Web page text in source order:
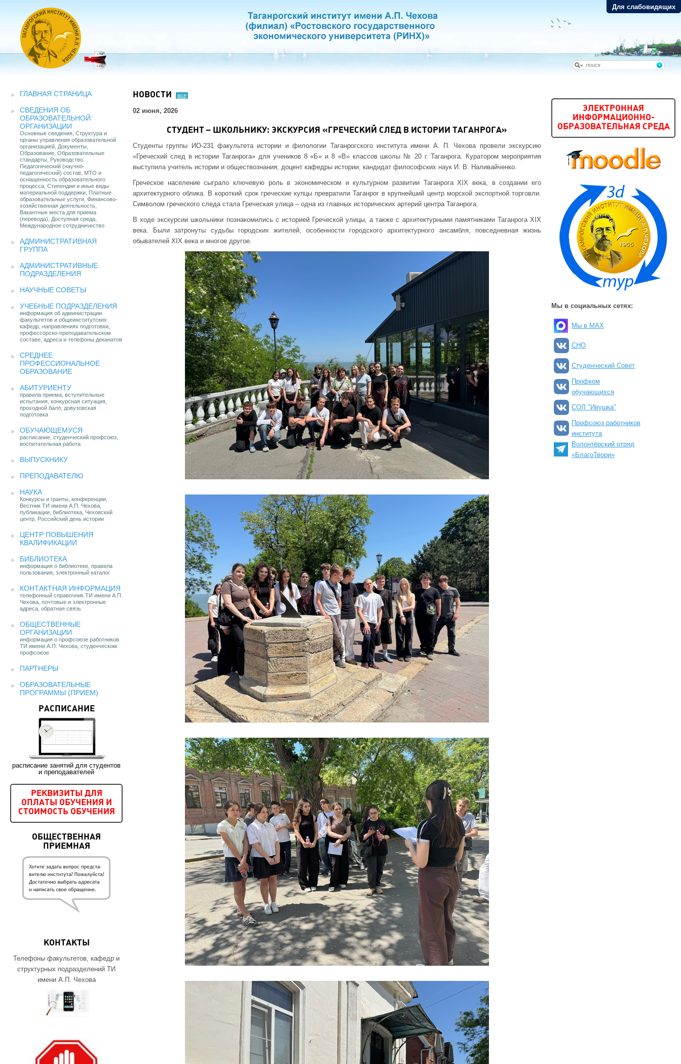
Для слабовидящих
ГЛАВНАЯ СТРАНИЦА
СВЕДЕНИЯ ОБ
ОБРАЗОВАТЕЛЬНОЙ
ОРГАНИЗАЦИИ
Основные сведения, Структура и
органы управления образовательной
организацией, Документы,
Образование, Образовательные
стандарты, Руководство.
Педагогический (научно-
педагогический) состав, МТО и
оснащенность образовательного
процесса, Стипендии и иные виды
материальной поддержки, Платные
образовательные услуги, Финансово-
хозяйственная деятельность,
Вакантные места для приема
(перевода), Доступная среда,
Международное сотрудничество
АДМИНИСТРАТИВНАЯ
ГРУППА
АДМИНИСТРАТИВНЫЕ
ПОДРАЗДЕЛЕНИЯ
НАУЧНЫЕ СОВЕТЫ
УЧЕБНЫЕ ПОДРАЗДЕЛЕНИЯ
информация об администрации
факультетов и общеинститутских
кафедр, направлениях подготовки,
профессорско-преподавательском
составе, адреса и телефоны деканатов
СРЕДНЕЕ
ПРОФЕССИОНАЛЬНОЕ
ОБРАЗОВАНИЕ
АБИТУРИЕНТУ
правила приема, вступительные
испытания, конкурсная ситуация,
проходной балл, довузовская
подготовка
ОБУЧАЮЩЕМУСЯ
расписание, студенческий профсоюз,
воспитательная работа
ВЫПУСКНИКУ
ПРЕПОДАВАТЕЛЮ
НАУКА
Конкурсы и гранты, конференции,
Вестник ТИ имени А.П. Чехова,
публикации, библиотека, Чеховский
центр, Российский день истории
ЦЕНТР ПОВЫШЕНИЯ
КВАЛИФИКАЦИИ
БИБЛИОТЕКА
информация о библиотеке, правила
пользования, электронный каталог
КОНТАКТНАЯ ИНФОРМАЦИЯ
телефонный справочник ТИ имени А.П.
Чехова, почтовые и электронные
адреса, обратная связь
ОБЩЕСТВЕННЫЕ
ОРГАНИЗАЦИИ
информация о профсоюзе работников
ТИ имени А.П. Чехова, студенческом
профсоюзе
ПАРТНЕРЫ
ОБРАЗОВАТЕЛЬНЫЕ
ПРОГРАММЫ (ПРИЕМ)
РАСПИСАНИЕ
расписание занятий для студентов
и преподавателей
РЕКВИЗИТЫ ДЛЯ
ОПЛАТЫ ОБУЧЕНИЯ И
СТОИМОСТЬ ОБУЧЕНИЯ
ОБЩЕСТВЕННАЯ
ПРИЕМНАЯ
КОНТАКТЫ
Телефоны факультетов, кафедр и
структурных подразделений ТИ
имени А.П. Чехова
НОВОСТИ все
02 июня, 2026
СТУДЕНТ – ШКОЛЬНИКУ: ЭКСКУРСИЯ «ГРЕЧЕСКИЙ СЛЕД В ИСТОРИИ ТАГАНРОГА»
Студенты группы ИО-231 факультета истории и филологии Таганрогского института имени А. П. Чехова провели экскурсию
«Греческий след в истории Таганрога» для учеников 8 «Б» и 8 «В» классов школы № 20 г. Таганрога. Куратором мероприятия
выступила учитель истории и обществознания, доцент кафедры истории, кандидат философских наук И. В. Наливайченко.
Греческое население сыграло ключевую роль в экономическом и культурном развитии Таганрога XIX века, в создании его
архитектурного облика. В короткий срок греческие купцы превратили Таганрог в крупнейший центр морской экспортной торговли.
Символом греческого следа стала Греческая улица – одна из главных исторических артерий центра Таганрога.
В ходе экскурсии школьники познакомились с историей Греческой улицы, а также с архитектурными памятниками Таганрога XIX
века. Были затронуты судьбы городских жителей, особенности городского архитектурного ансамбля, повседневная жизнь
обывателей XIX века и многое другое.
ЭЛЕКТРОННАЯ
ИНФОРМАЦИОННО-
ОБРАЗОВАТЕЛЬНАЯ СРЕДА
Мы в социальных сетях:
Мы в MAX
СНО
Студенческий Совет
Профком
обучающихся
СОЛ "Ивушка"
Профсоюз работников
института
Волонтёрский отряд
«БлагоТвори»